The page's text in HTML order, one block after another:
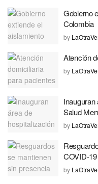
Gobierno
Colombia
by
Atención
by
Inauguran
Salud
by
COVID-19
by